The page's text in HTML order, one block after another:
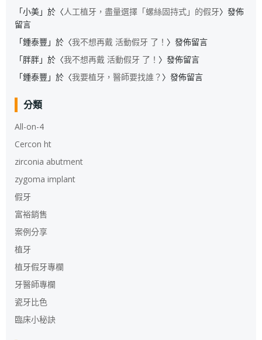
「小美」於〈人工植牙，盡量選擇「螺絲固持式」的假牙〉發佈
留言
「鍾泰豐 」於〈我不想再戴 活動假牙 了！ 〉發佈留言
「胖胖」於〈我不想再戴 活動假牙 了！ 〉發佈留言
「鍾泰豐 」於〈我要植牙，醫師要找誰？ 〉發佈留言
分類
All-on-4
Cercon ht
zirconia abutment
zygoma implant
假牙
富裕銷售
案例分享
植牙
植牙假牙專欄
牙醫師專欄
瓷牙比色
臨床小秘訣